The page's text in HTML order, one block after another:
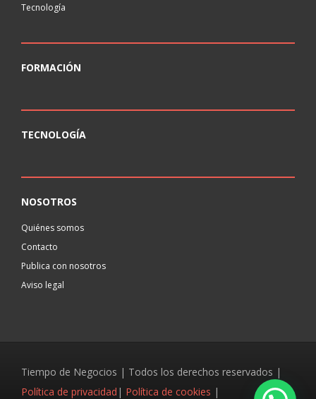
Tecnología
FORMACIÓN
TECNOLOGÍA
NOSOTROS
Quiénes somos
Contacto
Publica con nosotros
Aviso legal
Tiempo de Negocios | Todos los derechos reservados |
Política de privacidad | Política de cookies |